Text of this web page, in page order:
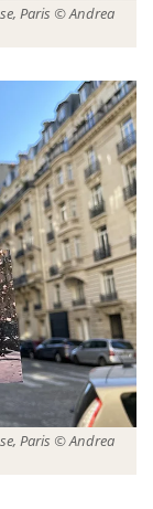
Paris © Andrea
Paris © Andrea